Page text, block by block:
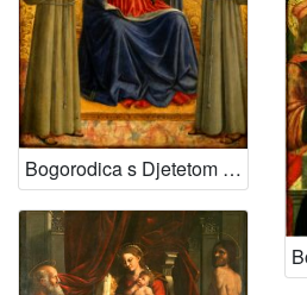
Bogorodica s Djetetom i svetima Franjom i Bernardinom